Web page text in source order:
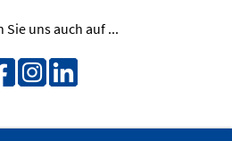
Sie uns auch auf ...